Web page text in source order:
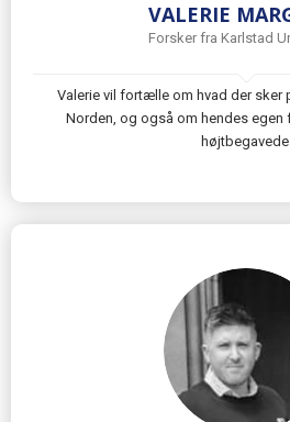
VALERIE
Forsker fra Karlstad
Valerie vil fortælle om hvad der sker
Norden, og også om hendes egen